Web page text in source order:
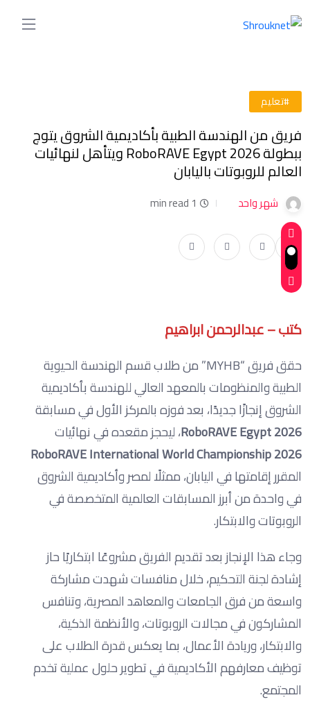
#تعليم
فريق من الهندسة الطبية بأكاديمية الشروق يتوج
ببطولة RoboRAVE Egypt 2026 ويتأهل لنهائيات
العالم للروبوتات باليابان
شهر واحد 1 min read
كتب – عبدالرحمن ابراهيم
حقق فريق “MYHB” من طلاب قسم الهندسة الحيوية
الطبية والمنظومات بالمعهد العالي للهندسة بأكاديمية
الشروق إنجازًا جديدًا، بعد فوزه بالمركز الأول في مسابقة
RoboRAVE Egypt 2026، ليحجز مقعده في نهائيات
RoboRAVE International World Championship 2026
المقرر إقامتها في اليابان، ممثلًا لمصر وأكاديمية الشروق
في واحدة من أبرز المسابقات العالمية المتخصصة في
الروبوتات والابتكار.
وجاء هذا الإنجاز بعد تقديم الفريق مشروعًا ابتكاريًا حاز
إشادة لجنة التحكيم، خلال منافسات شهدت مشاركة
واسعة من فرق الجامعات والمعاهد المصرية، وتنافس
المشاركون في مجالات الروبوتات، والأنظمة الذكية،
والابتكار، وريادة الأعمال، بما يعكس قدرة الطلاب على
توظيف معارفهم الأكاديمية في تطوير حلول عملية تخدم
المجتمع.